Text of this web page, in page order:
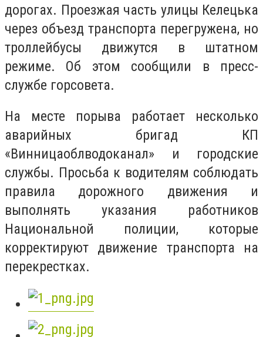
дорогах. Проезжая часть улицы Келецька
через объезд транспорта перегружена, но
троллейбусы движутся в штатном
режиме. Об этом сообщили в пресс-
службе горсовета.
На месте порыва работает несколько
аварийных бригад КП
«Винницаоблводоканал» и городские
службы. Просьба к водителям соблюдать
правила дорожного движения и
выполнять указания работников
Национальной полиции, которые
корректируют движение транспорта на
перекрестках.